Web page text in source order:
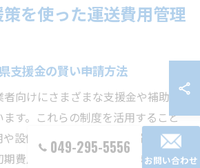
を使った運送費用管理
支援金の賢い申請方法
向けにさまざまな支援金や補助金
す。これらの制度を活用すること
設備投資、さらには省エネ機器の
費用を抑えることが可能です。特
049-295-5556
お問い合わせ